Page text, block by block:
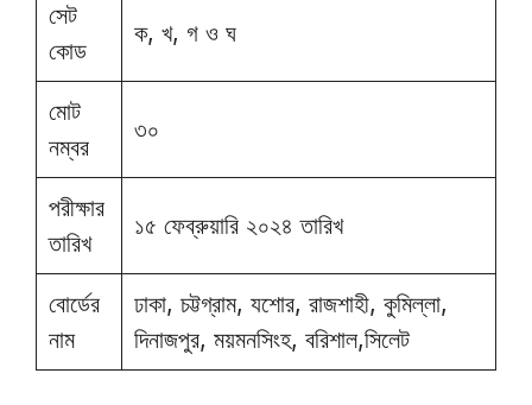
সেট
কোড
ক, খ, গ ও ঘ
মোট
নম্বর
৩০
পরীক্ষার
তারিখ
১৫ ফেব্রুয়ারি ২০২৪ তারিখ
বোর্ডের
নাম
ঢাকা, চট্টগ্রাম, যশোর, রাজশাহী, কুমিল্লা,
দিনাজপুর, ময়মনসিংহ, বরিশাল,সিলেট